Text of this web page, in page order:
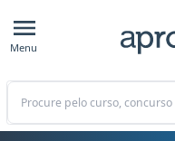
Menu
Buscar